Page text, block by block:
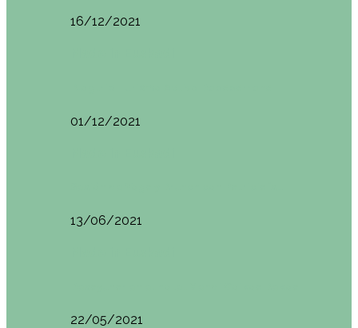
16/12/2021
01/12/2021
13/06/2021
22/05/2021